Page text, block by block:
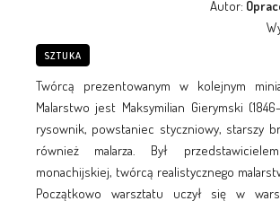
Autor:
SZTUKA
Twórcą prezentowanym w kolejnym
Malarstwo jest Maksymilian Gierymski
rysownik, powstaniec styczniowy, starszy
również malarza. Był
monachijskiej, twórcą realistycznego
Początkowo warsztatu uczył się w